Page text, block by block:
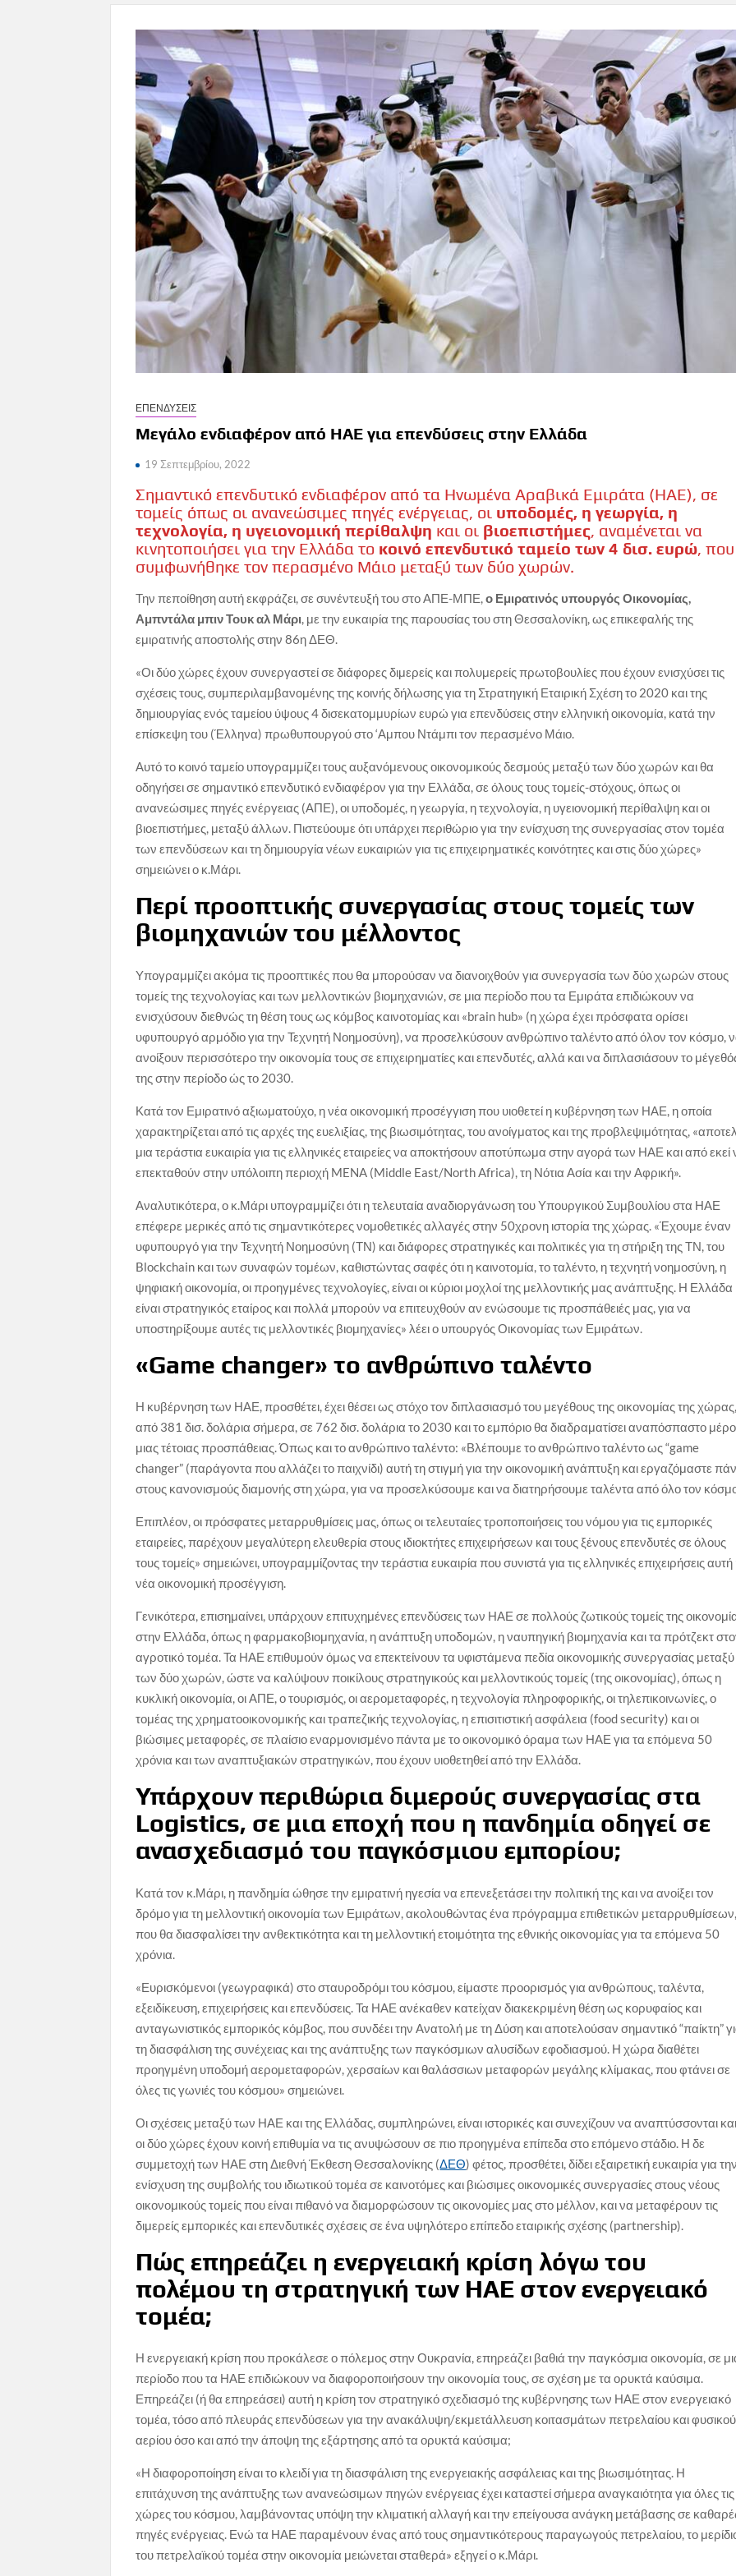
ΕΠΕΝΔΥΣΕΙΣ
Μεγάλο ενδιαφέρον από ΗΑΕ για επενδύσεις στην Ελλάδα
19 Σεπτεμβρίου, 2022
Σημαντικό επενδυτικό ενδιαφέρον από τα Ηνωμένα Αραβικά Εμιράτα (ΗΑΕ), σε
τομείς όπως οι ανανεώσιμες πηγές ενέργειας, οι υποδομές, η γεωργία, η
τεχνολογία, η υγειονομική περίθαλψη και οι βιοεπιστήμες, αναμένεται να
κινητοποιήσει για την Ελλάδα το κοινό επενδυτικό ταμείο των 4 δισ. ευρώ, που
συμφωνήθηκε τον περασμένο Μάιο μεταξύ των δύο χωρών.
Την πεποίθηση αυτή εκφράζει, σε συνέντευξή του στο ΑΠΕ-ΜΠΕ,ο Εμιρατινός υπουργός Οικονομίας,
Αμπντάλα μπιν Τουκ αλ Μάρι, με την ευκαιρία της παρουσίας του στη Θεσσαλονίκη, ως επικεφαλής της
εμιρατινής αποστολής στην 86η ΔΕΘ.
«Οι δύο χώρες έχουν συνεργαστεί σε διάφορες διμερείς και πολυμερείς πρωτοβουλίες που έχουν ενισχύσει τις
σχέσεις τους, συμπεριλαμβανομένης της κοινής δήλωσης για τη Στρατηγική Εταιρική Σχέση το 2020 και της
δημιουργίας ενός ταμείου ύψους 4 δισεκατομμυρίων ευρώ για επενδύσεις στην ελληνική οικονομία, κατά την
επίσκεψη του (Έλληνα) πρωθυπουργού στο ‘Αμπου Ντάμπι τον περασμένο Μάιο.
Αυτό το κοινό ταμείο υπογραμμίζει τους αυξανόμενους οικονομικούς δεσμούς μεταξύ των δύο χωρών και θα
οδηγήσει σε σημαντικό επενδυτικό ενδιαφέρον για την Ελλάδα, σε όλους τους τομείς-στόχους, όπως οι
ανανεώσιμες πηγές ενέργειας (ΑΠΕ), οι υποδομές, η γεωργία, η τεχνολογία, η υγειονομική περίθαλψη και οι
βιοεπιστήμες, μεταξύ άλλων. Πιστεύουμε ότι υπάρχει περιθώριο για την ενίσχυση της συνεργασίας στον τομέα
των επενδύσεων και τη δημιουργία νέων ευκαιριών για τις επιχειρηματικές κοινότητες και στις δύο χώρες»
σημειώνει ο κ.Μάρι.
Περί προοπτικής συνεργασίας στους τομείς των
βιομηχανιών του μέλλοντος
Υπογραμμίζει ακόμα τις προοπτικές που θα μπορούσαν να διανοιχθούν για συνεργασία των δύο χωρών στους
τομείς της τεχνολογίας και των μελλοντικών βιομηχανιών, σε μια περίοδο που τα Εμιράτα επιδιώκουν να
ενισχύσουν διεθνώς τη θέση τους ως κόμβος καινοτομίας και «brain hub» (η χώρα έχει πρόσφατα ορίσει
υφυπουργό αρμόδιο για την Τεχνητή Νοημοσύνη), να προσελκύσουν ανθρώπινο ταλέντο από όλον τον κόσμο,
ανοίξουν περισσότερο την οικονομία τους σε επιχειρηματίες και επενδυτές, αλλά και να διπλασιάσουν το
της στην περίοδο ώς το 2030.
Κατά τον Εμιρατινό αξιωματούχο, η νέα οικονομική προσέγγιση που υιοθετεί η κυβέρνηση των ΗΑΕ, η οποία
χαρακτηρίζεται από τις αρχές της ευελιξίας, της βιωσιμότητας, του ανοίγματος και της προβλεψιμότητας,
μια τεράστια ευκαιρία για τις ελληνικές εταιρείες να αποκτήσουν αποτύπωμα στην αγορά των ΗΑΕ και από εκεί
επεκταθούν στην υπόλοιπη περιοχή MENA (Middle East/North Africa), τη Νότια Ασία και την Αφρική».
Αναλυτικότερα, ο κ.Μάρι υπογραμμίζει ότι η τελευταία αναδιοργάνωση του Υπουργικού Συμβουλίου στα ΗΑΕ
επέφερε μερικές από τις σημαντικότερες νομοθετικές αλλαγές στην 50χρονη ιστορία της χώρας. «Έχουμε έναν
υφυπουργό για την Τεχνητή Νοημοσύνη (ΤΝ) και διάφορες στρατηγικές και πολιτικές για τη στήριξη της ΤΝ, του
Blockchain και των συναφών τομέων, καθιστώντας σαφές ότι η καινοτομία, το ταλέντο, η τεχνητή νοημοσύνη, η
ψηφιακή οικονομία, οι προηγμένες τεχνολογίες, είναι οι κύριοι μοχλοί της μελλοντικής μας ανάπτυξης. Η Ελλάδα
είναι στρατηγικός εταίρος και πολλά μπορούν να επιτευχθούν αν ενώσουμε τις προσπάθειές μας, για να
υποστηρίξουμε αυτές τις μελλοντικές βιομηχανίες» λέει ο υπουργός Οικονομίας των Εμιράτων.
«Game changer» το ανθρώπινο ταλέντο
Η κυβέρνηση των ΗΑΕ, προσθέτει, έχει θέσει ως στόχο τον διπλασιασμό του μεγέθους της οικονομίας της
από 381 δισ. δολάρια σήμερα, σε 762 δισ. δολάρια το 2030 και το εμπόριο θα διαδραματίσει αναπόσπαστο
μιας τέτοιας προσπάθειας. Όπως και το ανθρώπινο ταλέντο: «Βλέπουμε το ανθρώπινο ταλέντο ως “game
changer” (παράγοντα που αλλάζει το παιχνίδι) αυτή τη στιγμή για την οικονομική ανάπτυξη και εργαζόμαστε
στους κανονισμούς διαμονής στη χώρα, για να προσελκύσουμε και να διατηρήσουμε ταλέντα από όλο τον
Επιπλέον, οι πρόσφατες μεταρρυθμίσεις μας, όπως οι τελευταίες τροποποιήσεις του νόμου για τις εμπορικές
εταιρείες, παρέχουν μεγαλύτερη ελευθερία στους ιδιοκτήτες επιχειρήσεων και τους ξένους επενδυτές σε όλους
τους τομείς» σημειώνει, υπογραμμίζοντας την τεράστια ευκαιρία που συνιστά για τις ελληνικές επιχειρήσεις αυτή
νέα οικονομική προσέγγιση.
Γενικότερα, επισημαίνει, υπάρχουν επιτυχημένες επενδύσεις των ΗΑΕ σε πολλούς ζωτικούς τομείς της
στην Ελλάδα, όπως η φαρμακοβιομηχανία, η ανάπτυξη υποδομών, η ναυπηγική βιομηχανία και τα πρότζεκτ
αγροτικό τομέα. Τα ΗΑΕ επιθυμούν όμως να επεκτείνουν τα υφιστάμενα πεδία οικονομικής συνεργασίας μεταξύ
των δύο χωρών, ώστε να καλύψουν ποικίλους στρατηγικούς και μελλοντικούς τομείς (της οικονομίας), όπως η
κυκλική οικονομία, οι ΑΠΕ, ο τουρισμός, οι αερομεταφορές, η τεχνολογία πληροφορικής, οι τηλεπικοινωνίες, ο
τομέας της χρηματοοικονομικής και τραπεζικής τεχνολογίας, η επισιτιστική ασφάλεια (food security) και οι
βιώσιμες μεταφορές, σε πλαίσιο εναρμονισμένο πάντα με το οικονομικό όραμα των ΗΑΕ για τα επόμενα 50
χρόνια και των αναπτυξιακών στρατηγικών, που έχουν υιοθετηθεί από την Ελλάδα.
Υπάρχουν περιθώρια διμερούς συνεργασίας στα
Logistics, σε μια εποχή που η πανδημία οδηγεί σε
ανασχεδιασμό του παγκόσμιου εμπορίου;
Κατά τον κ.Μάρι, η πανδημία ώθησε την εμιρατινή ηγεσία να επενεξετάσει την πολιτική της και να ανοίξει τον
δρόμο για τη μελλοντική οικονομία των Εμιράτων, ακολουθώντας ένα πρόγραμμα επιθετικών
που θα διασφαλίσει την ανθεκτικότητα και τη μελλοντική ετοιμότητα της εθνικής οικονομίας για τα επόμενα 50
χρόνια.
«Ευρισκόμενοι (γεωγραφικά) στο σταυροδρόμι του κόσμου, είμαστε προορισμός για ανθρώπους, ταλέντα,
εξειδίκευση, επιχειρήσεις και επενδύσεις. Τα ΗΑΕ ανέκαθεν κατείχαν διακεκριμένη θέση ως κορυφαίος και
ανταγωνιστικός εμπορικός κόμβος, που συνδέει την Ανατολή με τη Δύση και αποτελούσαν σημαντικό “παίκτη”
τη διασφάλιση της συνέχειας και της ανάπτυξης των παγκόσμιων αλυσίδων εφοδιασμού. Η χώρα διαθέτει
προηγμένη υποδομή αερομεταφορών, χερσαίων και θαλάσσιων μεταφορών μεγάλης κλίμακας, που φτάνει σε
όλες τις γωνιές του κόσμου» σημειώνει.
Οι σχέσεις μεταξύ των ΗΑΕ και της Ελλάδας, συμπληρώνει, είναι ιστορικές και συνεχίζουν να αναπτύσσονται
οι δύο χώρες έχουν κοινή επιθυμία να τις ανυψώσουν σε πιο προηγμένα επίπεδα στο επόμενο στάδιο. Η δε
συμμετοχή των ΗΑΕ στη Διεθνή Έκθεση Θεσσαλονίκης (ΔΕΘ) φέτος, προσθέτει, δίδει εξαιρετική ευκαιρία για
ενίσχυση της συμβολής του ιδιωτικού τομέα σε καινοτόμες και βιώσιμες οικονομικές συνεργασίες στους νέους
οικονομικούς τομείς που είναι πιθανό να διαμορφώσουν τις οικονομίες μας στο μέλλον, και να μεταφέρουν τις
διμερείς εμπορικές και επενδυτικές σχέσεις σε ένα υψηλότερο επίπεδο εταιρικής σχέσης (partnership).
Πώς επηρεάζει η ενεργειακή κρίση λόγω του
πολέμου τη στρατηγική των ΗΑΕ στον ενεργειακό
τομέα;
Η ενεργειακή κρίση που προκάλεσε ο πόλεμος στην Ουκρανία, επηρεάζει βαθιά την παγκόσμια οικονομία, σε
περίοδο που τα ΗΑΕ επιδιώκουν να διαφοροποιήσουν την οικονομία τους, σε σχέση με τα ορυκτά καύσιμα.
Επηρεάζει (ή θα επηρεάσει) αυτή η κρίση τον στρατηγικό σχεδιασμό της κυβέρνησης των ΗΑΕ στον ενεργειακό
τομέα, τόσο από πλευράς επενδύσεων για την ανακάλυψη/εκμετάλλευση κοιτασμάτων πετρελαίου και φυσικού
αερίου όσο και από την άποψη της εξάρτησης από τα ορυκτά καύσιμα;
«Η διαφοροποίηση είναι το κλειδί για τη διασφάλιση της ενεργειακής ασφάλειας και της βιωσιμότητας. Η
επιτάχυνση της ανάπτυξης των ανανεώσιμων πηγών ενέργειας έχει καταστεί σήμερα αναγκαιότητα για όλες τις
χώρες του κόσμου, λαμβάνοντας υπόψη την κλιματική αλλαγή και την επείγουσα ανάγκη μετάβασης σε
πηγές ενέργειας. Ενώ τα ΗΑΕ παραμένουν ένας από τους σημαντικότερους παραγωγούς πετρελαίου, το
του πετρελαϊκού τομέα στην οικονομία μειώνεται σταθερά» εξηγεί ο κ.Μάρι.